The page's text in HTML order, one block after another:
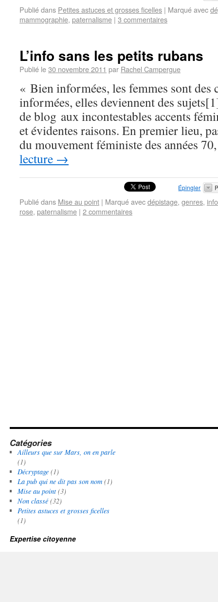
Publié dans Petites astuces et grosses ficelles | Marqué avec
mammographie, paternalisme | 3 commentaires
L’info sans les petits rubans
Publié le30 novembre 2011 par Rachel Campergue
« Bien informées, les femmes sont des
informées, elles deviennent des
de blog aux incontestables accents
et évidentes raisons. En premier lieu,
du mouvement féministe des années
lecture →
Épingler
Publié dans Mise au point | Marqué avecdépistage, genres,
rose, paternalisme | 2 commentaires
Catégories
Ailleurs que sur Mars, on en parle
(1)
Décryptage(1)
La pub qui ne dit pas son nom(1)
Mise au point(3)
Non classé(32)
Petites astuces et grosses ficelles
(1)
Expertise citoyenne